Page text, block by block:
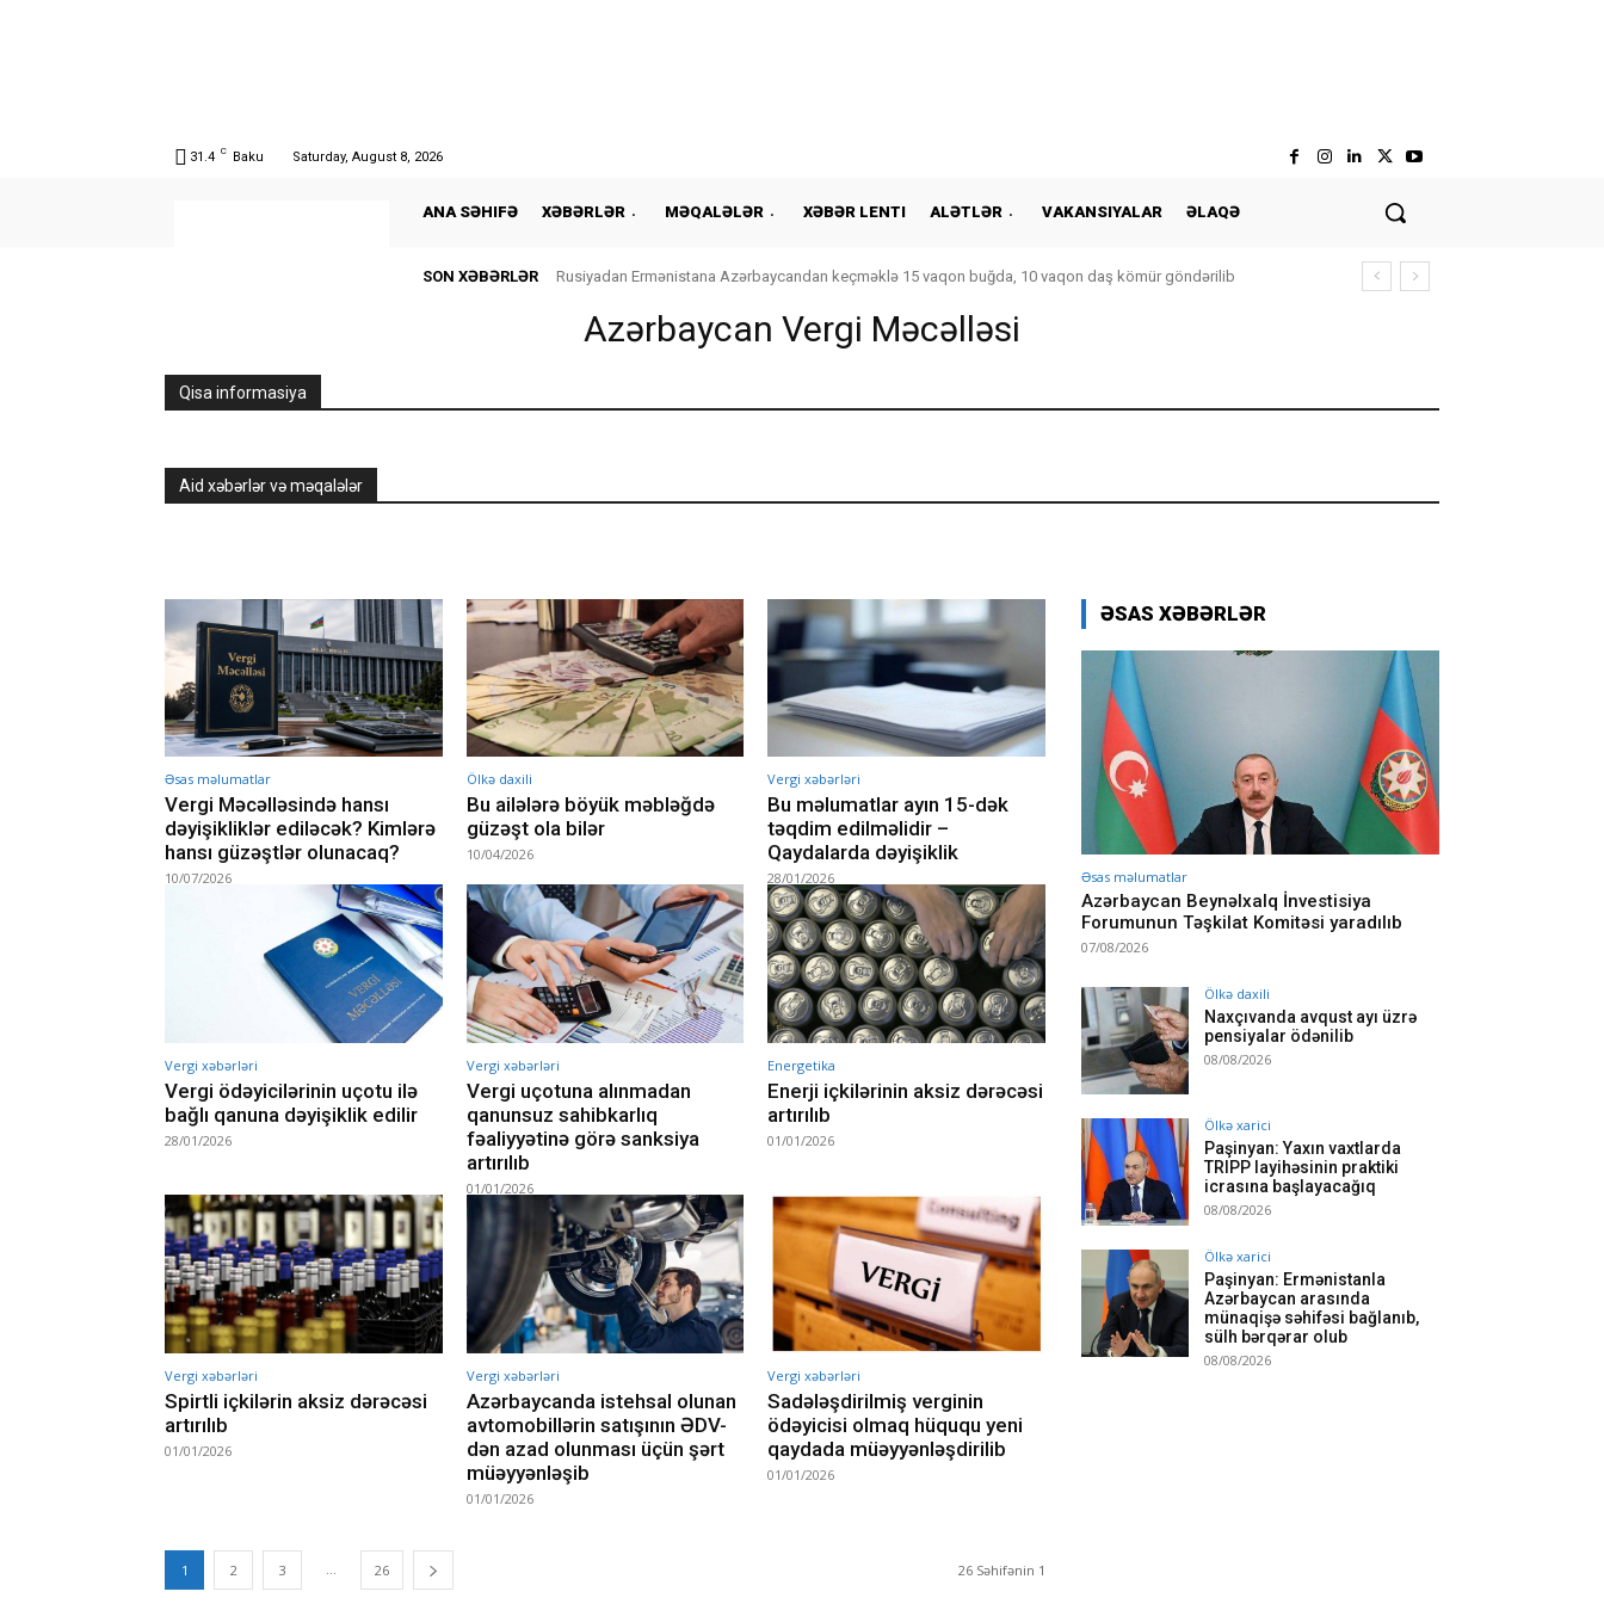
31.4 C Baku Saturday, August 8, 2026
ANA SƏHIFƏ XƏBƏRLƏR MƏQALƏLƏR XƏBƏR LENTI ALƏTLƏR VAKANSIYALAR ƏLAQƏ
SON XƏBƏRLƏR Rusiyadan Ermənistana Azərbaycandan keçməklə 15 vaqon buğda, 10 vaqon daş kömür göndərilib
Azərbaycan Vergi Məcəlləsi
Qisa informasiya
Aid xəbərlər və məqalələr
Əsas məlumatlar
Vergi Məcəlləsində hansı
dəyişikliklər ediləcək? Kimlərə
hansı güzəştlər olunacaq?
10/07/2026
Ölkə daxili
Bu ailələrə böyük məbləğdə
güzəşt ola bilər
10/04/2026
Vergi xəbərləri
Bu məlumatlar ayın 15-dək
təqdim edilməlidir –
Qaydalarda dəyişiklik
28/01/2026
Vergi xəbərləri
Vergi ödəyicilərinin uçotu ilə
bağlı qanuna dəyişiklik edilir
28/01/2026
Vergi xəbərləri
Vergi uçotuna alınmadan
qanunsuz sahibkarlıq
fəaliyyətinə görə sanksiya
artırılıb
01/01/2026
Energetika
Enerji içkilərinin aksiz dərəcəsi
artırılıb
01/01/2026
Vergi xəbərləri
Spirtli içkilərin aksiz dərəcəsi
artırılıb
01/01/2026
Vergi xəbərləri
Azərbaycanda istehsal olunan
avtomobillərin satışının ƏDV-
dən azad olunması üçün şərt
müəyyənləşib
01/01/2026
Vergi xəbərləri
Sadələşdirilmiş verginin
ödəyicisi olmaq hüququ yeni
qaydada müəyyənləşdirilib
01/01/2026
1 2 3 26 26 Səhifənin 1
ƏSAS XƏBƏRLƏR
Əsas məlumatlar
Azərbaycan Beynəlxalq İnvestisiya
Forumunun Təşkilat Komitəsi yaradılıb
07/08/2026
Ölkə daxili
Naxçıvanda avqust ayı üzrə
pensiyalar ödənilib
08/08/2026
Ölkə xarici
Paşinyan: Yaxın vaxtlarda
TRIPP layihəsinin praktiki
icrasına başlayacağıq
08/08/2026
Ölkə xarici
Paşinyan: Ermənistanla
Azərbaycan arasında
münaqişə səhifəsi bağlanıb,
sülh bərqərar olub
08/08/2026